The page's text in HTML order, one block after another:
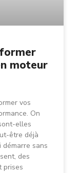
moteur
vos
On
elles
être déjà
sans
des
prises